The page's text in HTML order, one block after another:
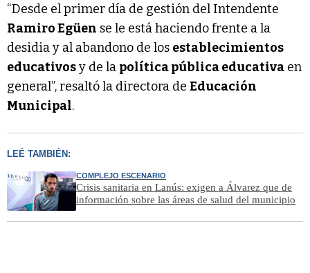
“Desde el primer día de gestión del Intendente
Ramiro Egüen se le está haciendo frente a la
desidia y al abandono de los establecimientos
educativosy de la política pública educativa en
general”, resaltó la directora de Educación
Municipal.
LEÉ TAMBIÉN:
COMPLEJO ESCENARIO
Crisis sanitaria en Lanús: exigen a Álvarez que de
información sobre las áreas de salud del municipio